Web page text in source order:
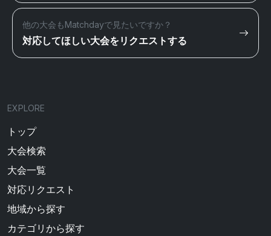
他の大会もMatchdayで見たいですか？
対応してほしい大会をリクエストする
EXPLORE
トップ
大会検索
大会一覧
対応リクエスト
地域から探す
カテゴリから探す